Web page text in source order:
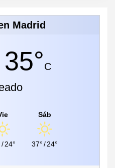
Madrid
35°C
/24°
Sáb
37°/24°